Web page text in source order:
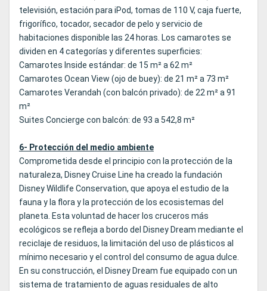
televisión, estación para iPod, tomas de 110 V, caja fuerte,
frigorífico, tocador, secador de pelo y servicio de
habitaciones disponible las 24 horas. Los camarotes se
dividen en 4 categorías y diferentes superficies:
Camarotes Inside estándar: de 15 m² a 62 m²
Camarotes Ocean View (ojo de buey): de 21 m² a 73 m²
Camarotes Verandah (con balcón privado): de 22 m² a 91
m²
Suites Concierge con balcón: de 93 a 542,8 m²
6- Protección del medio ambiente
Comprometida desde el principio con la protección de la
naturaleza, Disney Cruise Line ha creado la fundación
Disney Wildlife Conservation, que apoya el estudio de la
fauna y la flora y la protección de los ecosistemas del
planeta. Esta voluntad de hacer los cruceros más
ecológicos se refleja a bordo del Disney Dream mediante el
reciclaje de residuos, la limitación del uso de plásticos al
mínimo necesario y el control del consumo de agua dulce.
En su construcción, el Disney Dream fue equipado con un
sistema de tratamiento de aguas residuales de alto